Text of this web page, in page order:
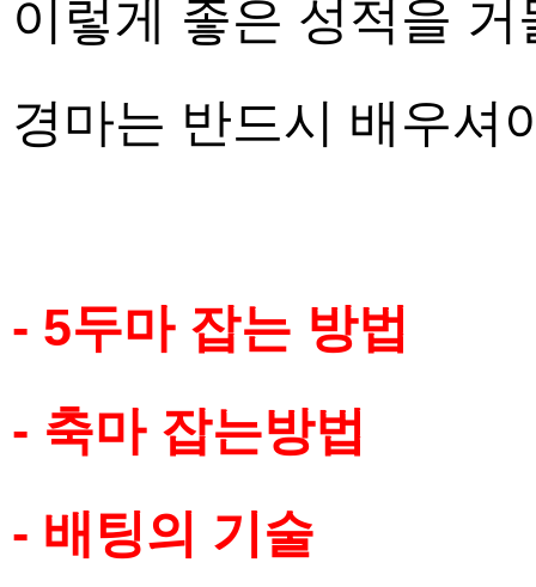
이렇게 좋은 성적을
경마는 반드시 배우셔
- 5두마 잡는 방법
- 축마 잡는방법
- 배팅의 기술